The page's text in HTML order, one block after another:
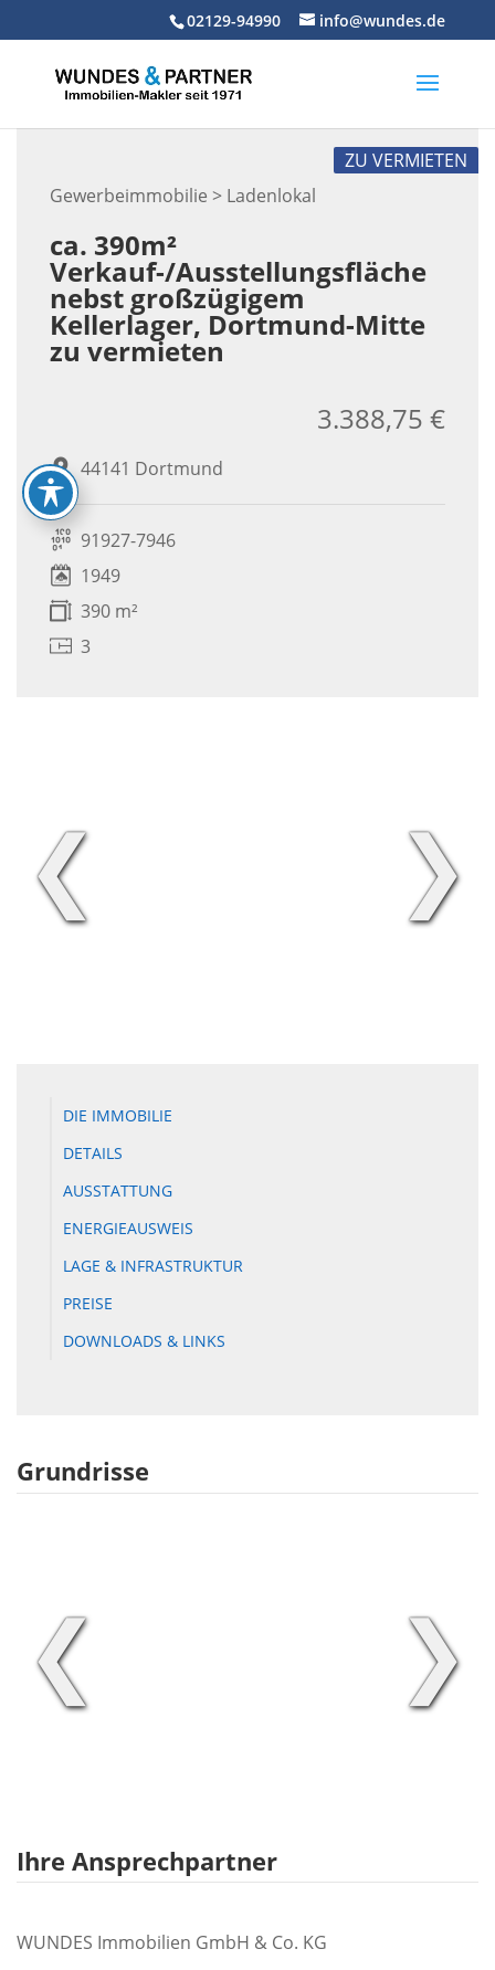
02129-94990 info@wundes.de
Gewerbeimmobilie > Ladenlokal
ZU VERMIETEN
ca. 390m²
Verkauf-/Ausstellungsfläche
nebst großzügigem
Kellerlager, Dortmund-Mitte
zu vermieten
44141 Dortmund
3.388,75 €
91927-7946
1949
390 m²
3
❮ ❯
DIE IMMOBILIE
DETAILS
AUSSTATTUNG
ENERGIEAUSWEIS
LAGE & INFRASTRUKTUR
PREISE
DOWNLOADS & LINKS
Grundrisse
❮ ❯
Ihre Ansprechpartner
WUNDES Immobilien GmbH & Co. KG